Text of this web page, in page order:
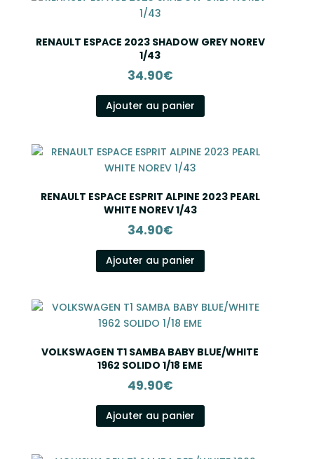
RENAULT ESPACE 2023 SHADOW GREY NOREV
1/43
34.90€
Ajouter au panier
RENAULT ESPACE ESPRIT ALPINE 2023 PEARL
WHITE NOREV 1/43
34.90€
Ajouter au panier
VOLKSWAGEN T1 SAMBA BABY BLUE/WHITE
1962 SOLIDO 1/18 EME
49.90€
Ajouter au panier